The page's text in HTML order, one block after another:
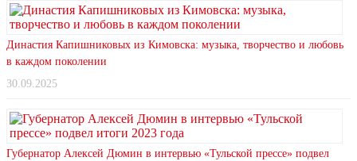
Династия Капишниковых из Кимовска: музыка, творчество и любовь
в каждом поколении
30.09.2025
Губернатор Алексей Дюмин в интервью «Тульской прессе» подвел